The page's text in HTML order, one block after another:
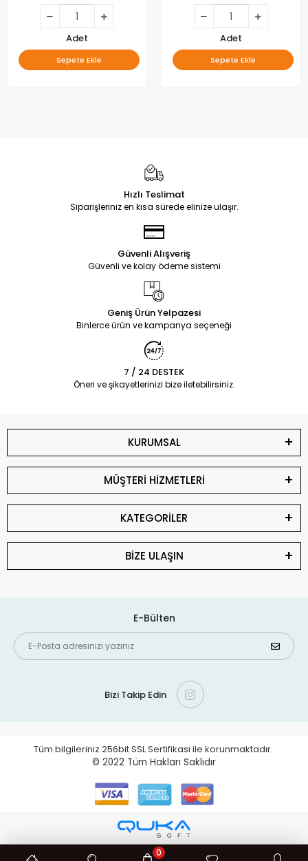
Adet
Sepete Ekle
Adet
Sepete Ekle
Hızlı Teslimat
Siparişleriniz en kısa sürede elinize ulaşır.
Güvenli Alışveriş
Güvenli ve kolay ödeme sistemi
Geniş Ürün Yelpazesi
Binlerce ürün ve kampanya seçeneği
7 / 24 DESTEK
Öneri ve şikayetlerinizi bize iletebilirsiniz.
KURUMSAL
MÜŞTERİ HİZMETLERİ
KATEGORİLER
BİZE ULAŞIN
E-Bülten
Bizi Takip Edin
Tüm bilgileriniz 256bit SSL Sertifikası ile korunmaktadır.
© 2022 Tüm Hakları Saklıdır
0